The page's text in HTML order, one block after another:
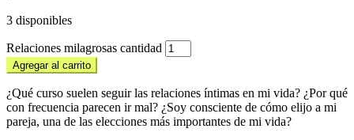
3 disponibles
Relaciones milagrosas cantidad
Agregar al carrito
¿Qué curso suelen seguir las relaciones íntimas en mi vida? ¿Por qué
con frecuencia parecen ir mal? ¿Soy consciente de cómo elijo a mi
pareja, una de las elecciones más importantes de mi vida?